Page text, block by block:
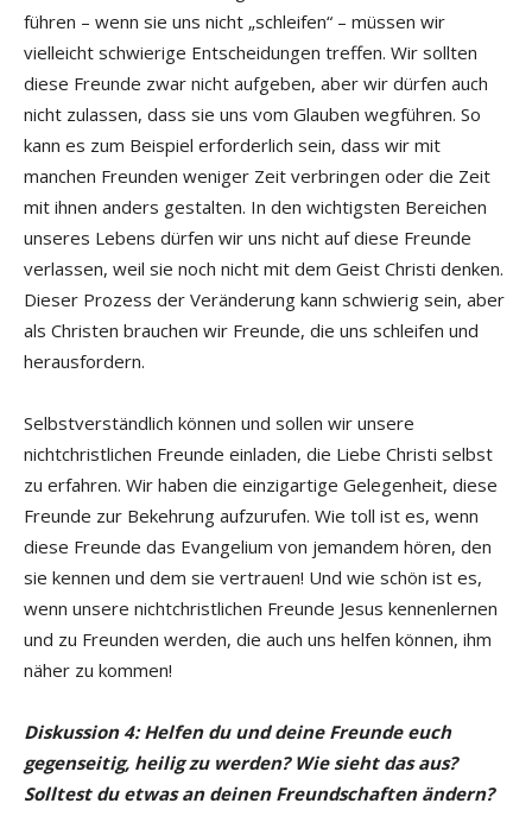
führen – wenn sie uns nicht „schleifen“ – müssen wir
vielleicht schwierige Entscheidungen treffen. Wir sollten
diese Freunde zwar nicht aufgeben, aber wir dürfen auch
nicht zulassen, dass sie uns vom Glauben wegführen. So
kann es zum Beispiel erforderlich sein, dass wir mit
manchen Freunden weniger Zeit verbringen oder die Zeit
mit ihnen anders gestalten. In den wichtigsten Bereichen
unseres Lebens dürfen wir uns nicht auf diese Freunde
verlassen, weil sie noch nicht mit dem Geist Christi denken.
Dieser Prozess der Veränderung kann schwierig sein, aber
als Christen brauchen wir Freunde, die uns schleifen und
herausfordern.
Selbstverständlich können und sollen wir unsere
nichtchristlichen Freunde einladen, die Liebe Christi selbst
zu erfahren. Wir haben die einzigartige Gelegenheit, diese
Freunde zur Bekehrung aufzurufen. Wie toll ist es, wenn
diese Freunde das Evangelium von jemandem hören, den
sie kennen und dem sie vertrauen! Und wie schön ist es,
wenn unsere nichtchristlichen Freunde Jesus kennenlernen
und zu Freunden werden, die auch uns helfen können, ihm
näher zu kommen!
Diskussion 4: Helfen du und deine Freunde euch
gegenseitig, heilig zu werden? Wie sieht das aus?
Solltest du etwas an deinen Freundschaften ändern?